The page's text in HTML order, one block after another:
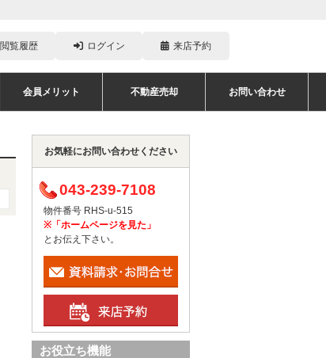
閲覧履歴 ログイン 来店予約
会員メリット 不動産売却 お問い合わせ
お気軽にお問い合わせください
043-239-7108
物件番号 RHS-u-515
※「ホームページを見た」
とお伝え下さい。
お役立ち機能